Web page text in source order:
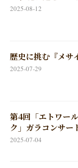
2025-08-12
歴史に挑む『メサ
2025-07-29
第4回「エトワー
ク」ガラコンサー
2025-07-04